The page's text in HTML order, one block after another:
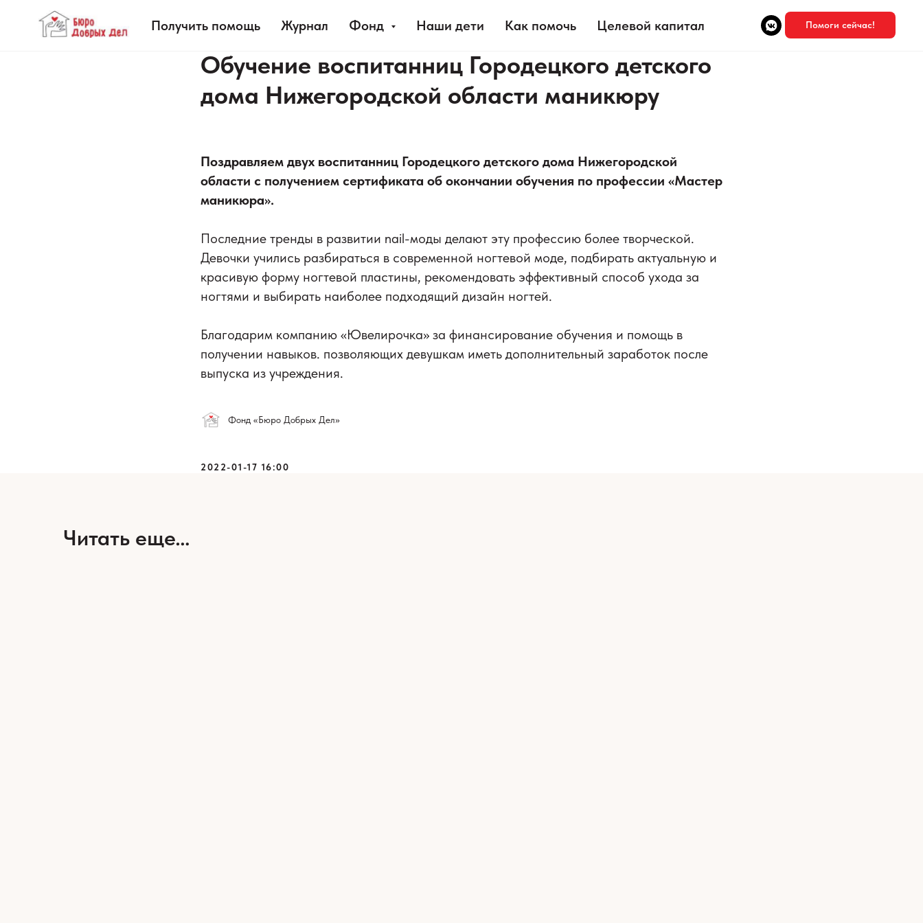
Получить помощь Журнал Фонд Наши дети Как помочь Целевой капитал Помоги сейчас!
Обучение воспитанниц Городецкого детского
дома Нижегородской области маникюру
Поздравляем двух воспитанниц Городецкого детского дома Нижегородской
области с получением сертификата об окончании обучения по профессии «Мастер
маникюра».
Последние тренды в развитии nail-моды делают эту профессию более творческой.
Девочки учились разбираться в современной ногтевой моде, подбирать актуальную и
красивую форму ногтевой пластины, рекомендовать эффективный способ ухода за
ногтями и выбирать наиболее подходящий дизайн ногтей.
Благодарим компанию «Ювелирочка» за финансирование обучения и помощь в
получении навыков. позволяющих девушкам иметь дополнительный заработок после
выпуска из учреждения.
Фонд «Бюро Добрых Дел»
2022-01-17 16:00
Читать еще…